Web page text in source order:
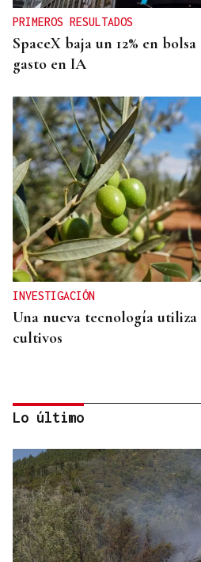
PRIMEROS RESULTADOS
SpaceX baja un 12% en
gasto en IA
INVESTIGACIÓN
Una nueva tecnología
cultivos
Lo último